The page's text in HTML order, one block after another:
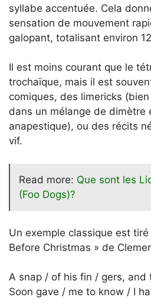
syllabe accentuée. Cela
sensation de mouvement
galopant, totalisant environ
Il est moins courant que le
trochaïque, mais il est
comiques, des limericks
dans un mélange de dimètre
anapestique), ou des récits
vif.
Read more: Que sont les
(Foo Dogs)?
Un exemple classique est
Before Christmas » de
A snap / of his fin / gers, and
Soon gave / me to know / I